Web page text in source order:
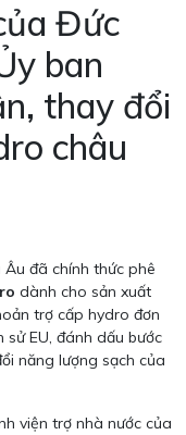
Đức
ban
thay đổi
châu
đã chính thức phê
dành cho sản xuất
trợ cấp hydro đơn
EU, đánh dấu bước
năng lượng sạch của
viện trợ nhà nước của